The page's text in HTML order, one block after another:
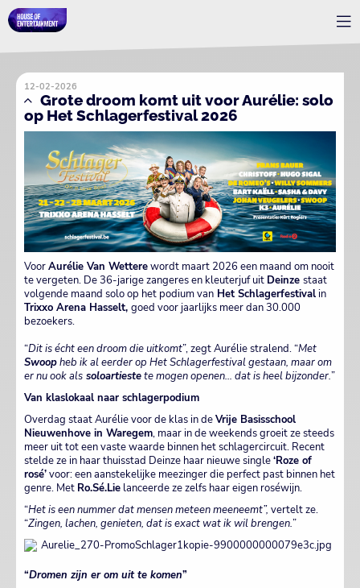
12-02-2026
Grote droom komt uit voor Aurélie: solo
op Het Schlagerfestival 2026
VoorAurélie Van Wetterewordt maart 2026 een maand om nooit
te vergeten. De 36-jarige zangeres en kleuterjuf uit Deinze staat
volgende maand solo op het podium van Het Schlagerfestivalin
Trixxo Arena Hasselt, goed voor jaarlijks meer dan 30.000
bezoekers.
“Dit is écht een droom die uitkomt”, zegt Aurélie stralend. “Met
Swoopheb ik al eerder op Het Schlagerfestival gestaan, maar om
er nu ook als soloartiestete mogen openen… dat is heel bijzonder.”
Van klaslokaal naar schlagerpodium
Overdag staat Aurélie voor de klas in deVrije Basisschool
Nieuwenhove in Waregem, maar in de weekends groeit ze steeds
meer uit tot een vaste waarde binnen het schlagercircuit. Recent
stelde ze in haar thuisstad Deinze haar nieuwe single‘Roze of
rosé’voor: een aanstekelijke meezinger die perfect past binnen het
genre. Met Ro.Sé.Lie lanceerde ze zelfs haar eigen roséwijn.
“Het is een nummer dat mensen meteen meeneemt”, vertelt ze.
“Zingen, lachen, genieten, dat is exact wat ik wil brengen.”
“Dromen zijn er om uit te komen”